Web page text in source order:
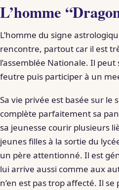
L’homme
L’homme du signe
rencontre, partout car il est
l’assemblée Nationale. Il
feutre puis participer à un
Sa vie privée est basée sur le
complète parfaitement sa
sa jeunesse courir plusieurs
jeunes filles à la sortie du
un père attentionné. Il est
lui arrive aussi comme aux
n’en est pas trop affecté. Il